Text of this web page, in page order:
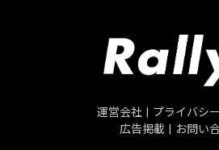
運営会社
プライバシ
広告掲載
お問い